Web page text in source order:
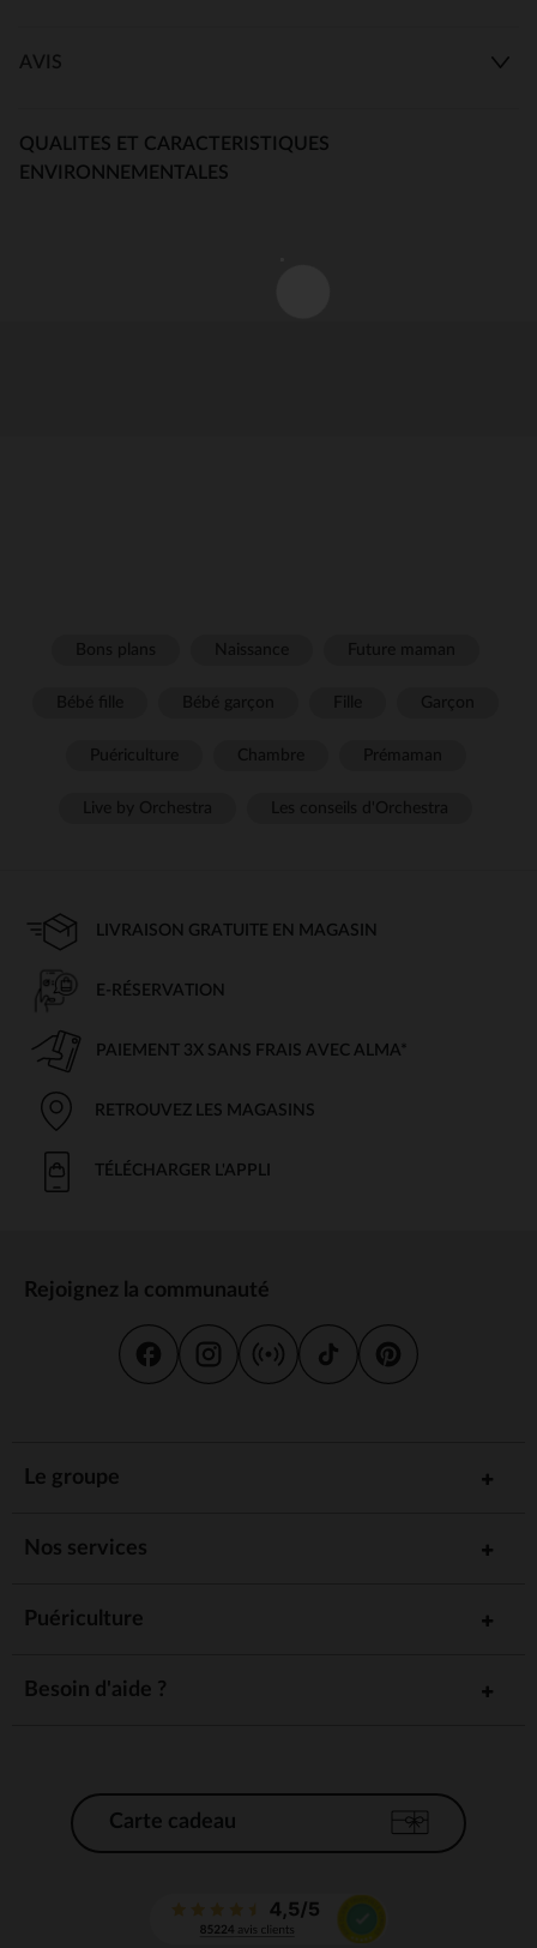
AVIS
QUALITES ET CARACTERISTIQUES
ENVIRONNEMENTALES
LIVRAISON GRATUITE EN MAGASIN
E-RÉSERVATION
PAIEMENT 3X SANS FRAIS AVEC ALMA*
RETROUVEZ LES MAGASINS
TÉLÉCHARGER L'APPLI
Rejoignez la communauté
Le groupe
Nos services
Puériculture
Besoin d'aide ?
Carte cadeau